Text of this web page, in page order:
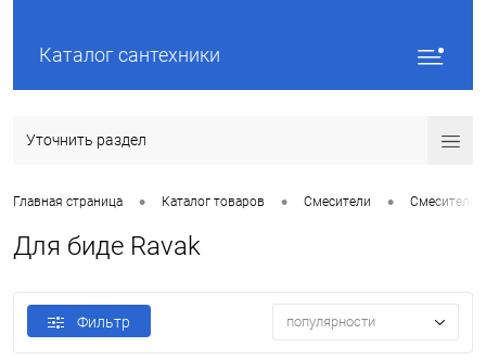
Каталог сантехники
Уточнить раздел
Главная страница • Каталог товаров • Смесители • Смесители
Для биде Ravak
Фильтр популярности